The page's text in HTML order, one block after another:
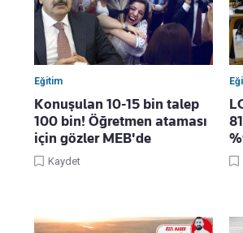
Eğitim
Konuşulan 10-15 bin talep
100 bin! Öğretmen ataması
için gözler MEB'de
Kaydet